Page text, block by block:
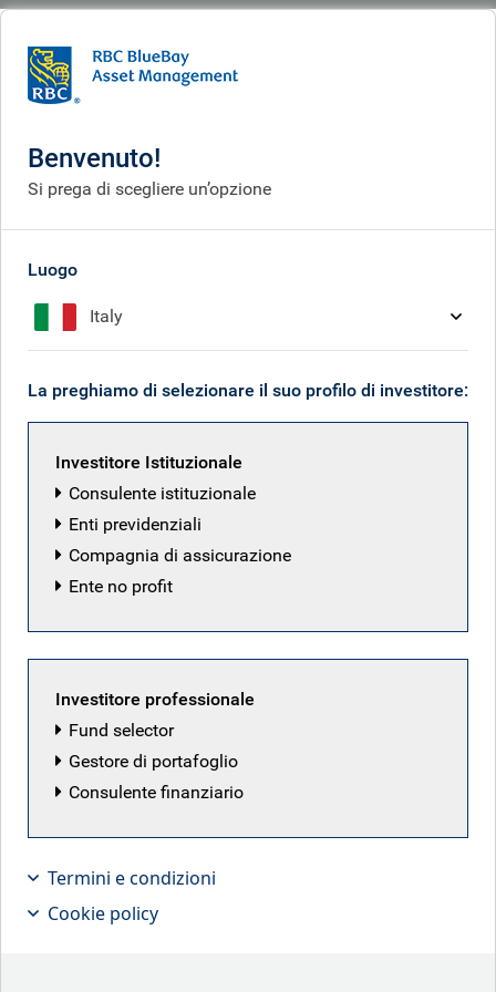
What we think
Alla ricerca di una risposta
sullo Stretto
Mar 27, 2026
Benvenuto!
Si prega di scegliere un’opzione
Luogo
Italy
La preghiamo di selezionare il suo profilo di investitore:
Investitore Istituzionale
Consulente istituzionale
Enti previdenziali
Compagnia di assicurazione
Ente no profit
Investitore professionale
Fund selector
Gestore di portafoglio
Consulente finanziario
Termini e condizioni
Cookie policy